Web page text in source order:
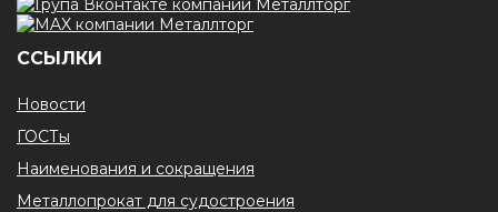
ССЫЛКИ
Новости
ГОСТы
Наименования и сокращения
Металлопрокат для судостроения